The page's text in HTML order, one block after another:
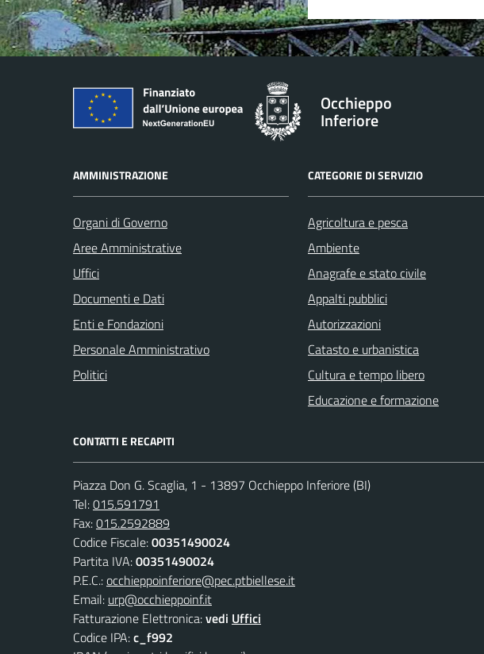
Occhieppo
Inferiore
AMMINISTRAZIONE
Organi di Governo
Aree Amministrative
Uffici
Documenti e Dati
Enti e Fondazioni
Personale Amministrativo
Politici
CATEGORIE DI SERVIZIO
Agricoltura e pesca
Ambiente
Anagrafe e stato civile
Appalti pubblici
Autorizzazioni
Catasto e urbanistica
Cultura e tempo libero
Educazione e formazione
CONTATTI E RECAPITI
Piazza Don G. Scaglia, 1 - 13897 Occhieppo Inferiore (BI)
Tel:015.591791
Fax:015.2592889
Codice Fiscale:00351490024
Partita IVA:00351490024
P.E.C.:occhieppoinferiore@pec.ptbiellese.it
Email: urp@occhieppoinf.it
Fatturazione Elettronica:vedi Uffici
Codice IPA:c_f992